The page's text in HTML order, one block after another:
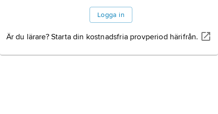
Logga in
Är du lärare? Starta din kostnadsfria provperiod härifrån.